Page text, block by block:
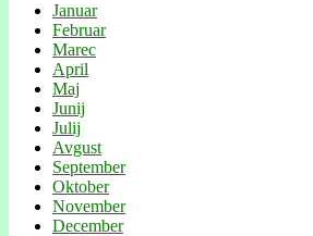
Januar
Februar
Marec
April
Maj
Junij
Julij
Avgust
September
Oktober
November
December